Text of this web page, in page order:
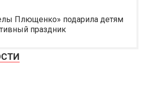
Плющенко» подарила детям
праздник